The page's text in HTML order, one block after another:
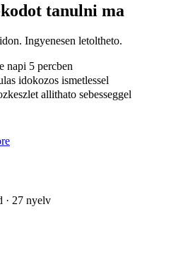
tanulni ma
Ingyenesen letoltheto.
napi 5 percben
idokozos ismetlessel
allithato sebesseggel
· 27 nyelv